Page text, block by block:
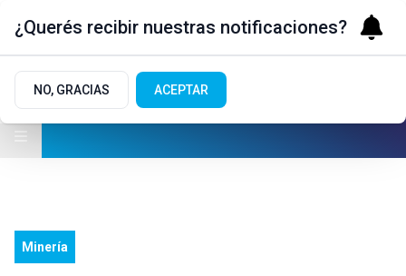
Minería
¿Querés recibir nuestras notificaciones?
NO, GRACIAS ACEPTAR